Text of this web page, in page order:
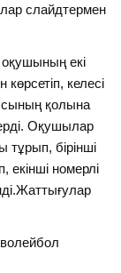
слайдтермен
екі
келесі
қолына
Оқушылар
бірінші
номерлі